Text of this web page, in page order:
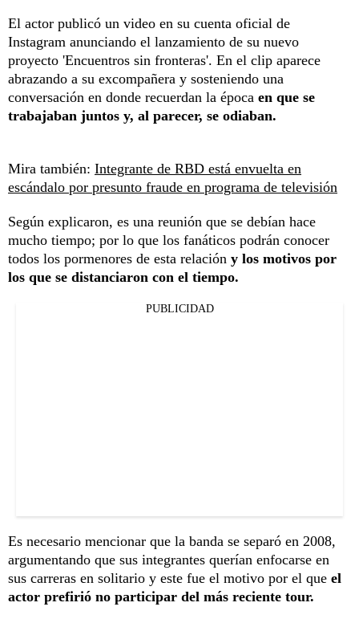
El actor publicó un video en su cuenta oficial de
Instagram anunciando el lanzamiento de su nuevo
proyecto 'Encuentros sin fronteras'. En el clip aparece
abrazando a su excompañera y sosteniendo una
conversación en donde recuerdan la época en que se
trabajaban juntos y, al parecer, se odiaban.
Mira también: Integrante de RBD está envuelta en
escándalo por presunto fraude en programa de televisión
Según explicaron, es una reunión que se debían hace
mucho tiempo; por lo que los fanáticos podrán conocer
todos los pormenores de esta relación y los motivos por
los que se distanciaron con el tiempo.
PUBLICIDAD
Es necesario mencionar que la banda se separó en 2008,
argumentando que sus integrantes querían enfocarse en
sus carreras en solitario y este fue el motivo por el que el
actor prefirió no participar del más reciente tour.